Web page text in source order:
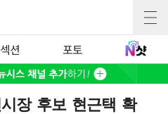
섹션 포토
장 후보 현근택 확